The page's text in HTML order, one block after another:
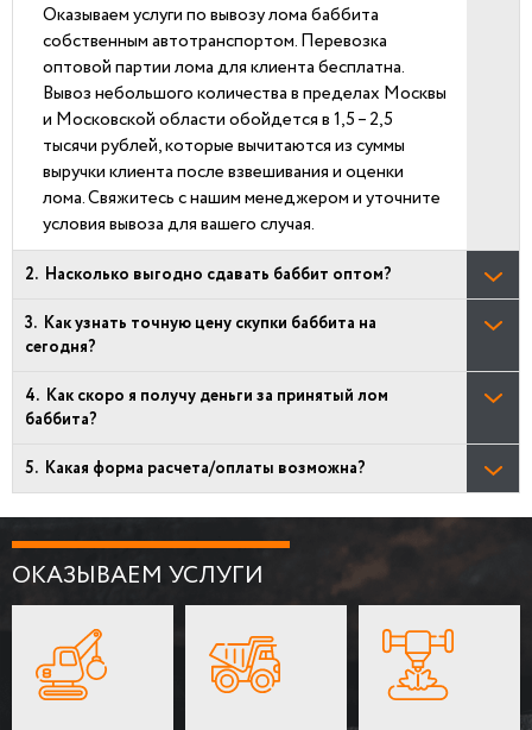
Оказываем услуги по вывозу лома баббита
собственным автотранспортом. Перевозка
оптовой партии лома для клиента бесплатна.
Вывоз небольшого количества в пределах Москвы
и Московской области обойдется в 1,5 – 2,5
тысячи рублей, которые вычитаются из суммы
выручки клиента после взвешивания и оценки
лома. Свяжитесь с нашим менеджером и уточните
условия вывоза для вашего случая.
Насколько выгодно сдавать баббит оптом?
Как узнать точную цену скупки баббита на
сегодня?
Как скоро я получу деньги за принятый лом
баббита?
Какая форма расчета/оплаты возможна?
ОКАЗЫВАЕМ УСЛУГИ